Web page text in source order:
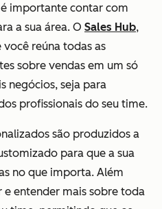
importante contar com
a sua área. O Sales Hub,
reúna todas as
sobre vendas em um só
negócios, seja para
profissionais do seu time.
são produzidos a
para que a sua
no que importa. Além
e entender mais sobre toda